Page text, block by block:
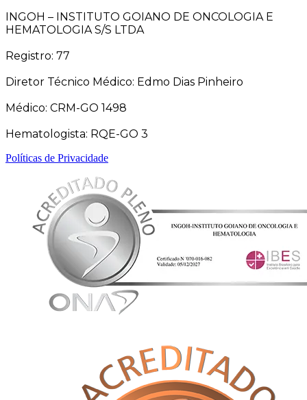
INGOH – INSTITUTO GOIANO DE ONCOLOGIA E
HEMATOLOGIA S/S LTDA
Registro: 77
Diretor Técnico Médico: Edmo Dias Pinheiro
Médico: CRM-GO 1498
Hematologista: RQE-GO 3
Políticas de Privacidade